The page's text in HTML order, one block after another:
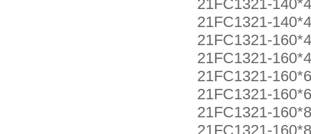
21FC1321-
21FC1321-
21FC1321-
21FC1321-
21FC1321-
21FC1321-
21FC1321-
21FC1321-